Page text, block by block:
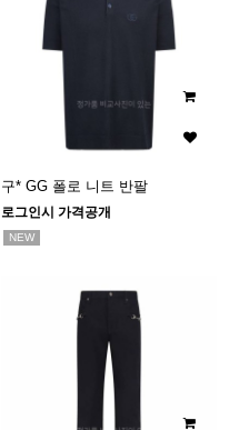
구* GG 폴로 니트 반팔
로그인시 가격공개
NEW